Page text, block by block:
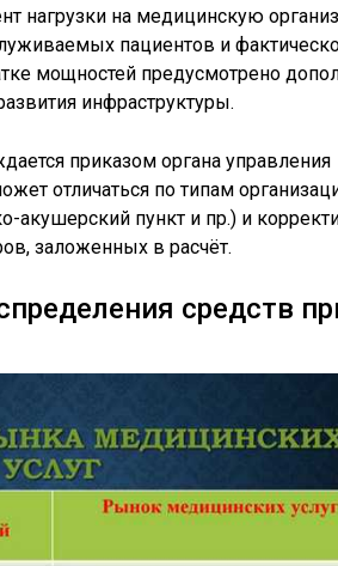
нагрузки на медицинскую
пациентов и
мощностей предусмотрено
инфраструктуры.
приказом органа управления
отличаться по типам
акушерский пункт и пр.) и
заложенных в расчёт.
средств